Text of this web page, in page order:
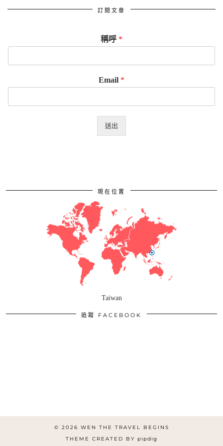
訂閱文章
稱呼 *
Email *
送出
現在位置
Taiwan
追蹤 FACEBOOK
© 2026 WEN THE TRAVEL BEGINS
THEME CREATED BY pipdig